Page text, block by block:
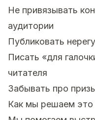
Не привязывать
аудитории
Публиковать
Писать «для
читателя
Забывать про
Как мы решаем это